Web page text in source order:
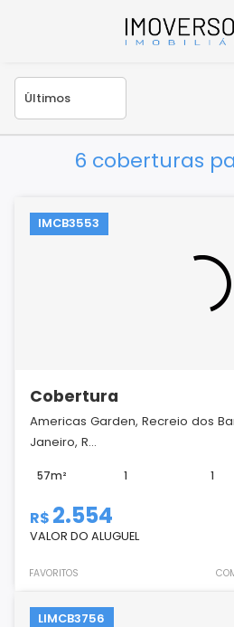
6 coberturas
IMCB3553
Cobertura
Americas Garden, Recreio dos
Janeiro, R...
57m² 1 1
R$ 2.554
VALOR DO ALUGUEL
FAVORITOS
LIMCB3756